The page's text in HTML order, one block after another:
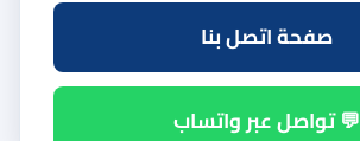
صفحة اتصل بنا
💬 تواصل عبر واتساب